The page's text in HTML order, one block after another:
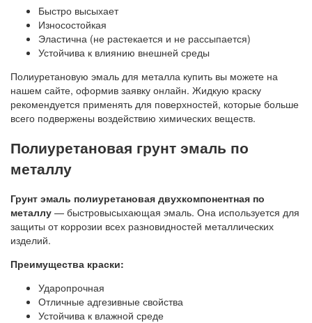
Быстро высыхает
Износостойкая
Эластична (не растекается и не рассыпается)
Устойчива к влиянию внешней среды
Полиуретановую эмаль для металла купить вы можете на
нашем сайте, оформив заявку онлайн. Жидкую краску
рекомендуется применять для поверхностей, которые больше
всего подвержены воздействию химических веществ.
Полиуретановая грунт эмаль по
металлу
Грунт эмаль полиуретановая двухкомпонентная по
металлу — быстровысыхающая эмаль. Она используется для
защиты от коррозии всех разновидностей металлических
изделий.
Преимущества краски:
Ударопрочная
Отличные адгезивные свойства
Устойчива к влажной среде